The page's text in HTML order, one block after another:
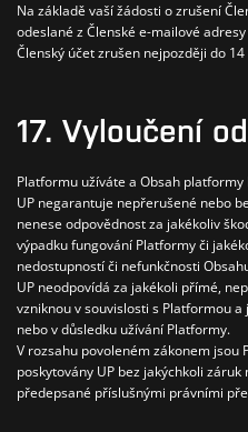
Na základě vaší žádosti o zrušení
odeslané z Členské e-mailové
Členský účet zrušen nejpozději do
17. Vyloučení
Platformu užíváte a Obsah
UP negarantuje nepřerušené nebo
nenese odpovědnost za jakékoliv
výpadku fungování Platformy či
nedostupností či nefunkčnosti
UP neodpovídá za jakékoli přímé,
vzniknou v souvislosti s Platformou
nebo v důsledku užívání Platformy.
V rozsahu povoleném zákonem jsou
poskytovány UP bez jakýchkoli
předepsané příslušnými právními